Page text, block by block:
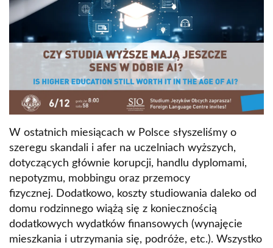
W ostatnich miesiącach w Polsce słyszeliśmy o
szeregu skandali i afer na uczelniach wyższych,
dotyczących głównie korupcji, handlu dyplomami,
nepotyzmu, mobbingu oraz przemocy
fizycznej. Dodatkowo, koszty studiowania daleko od
domu rodzinnego wiążą się z koniecznością
dodatkowych wydatków finansowych (wynajęcie
mieszkania i utrzymania się, podróże, etc.). Wszystko